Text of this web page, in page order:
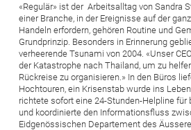
«Regulär» ist der Arbeitsalltag von Sandra
einer Branche, in der Ereignisse auf der
Handeln erfordern, gehören Routine und
Grundprinzip. Besonders in Erinnerung
verheerende Tsunami von 2004. «Unser
der Katastrophe nach Thailand, um zu
Rückreise zu organisieren.» In den Büros
Hochtouren, ein Krisenstab wurde ins
richtete sofort eine 24-Stunden-Helpline für
und koordinierte den Informationsfluss
Eidgenössischen Departement des